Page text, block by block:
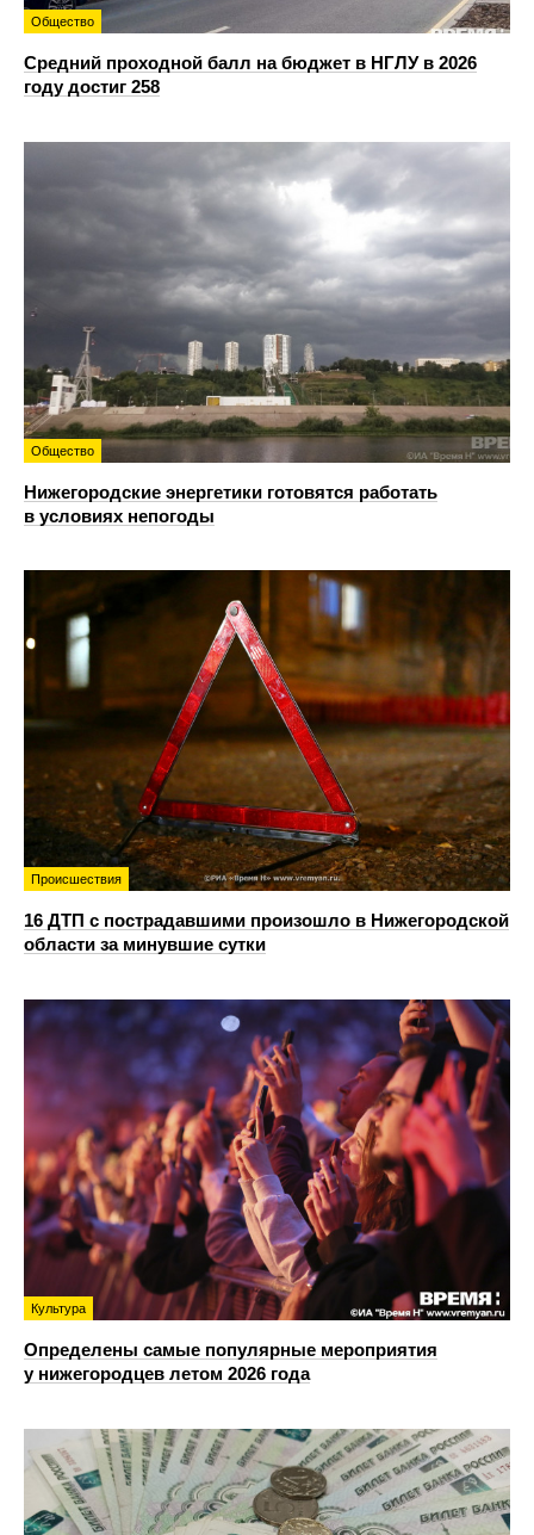
Общество
Средний проходной балл на бюджет в НГЛУ в 2026
году достиг 258
Общество
Нижегородские энергетики готовятся работать
в условиях непогоды
Происшествия
16 ДТП с пострадавшими произошло в Нижегородской
области за минувшие сутки
Культура
Определены самые популярные мероприятия
у нижегородцев летом 2026 года